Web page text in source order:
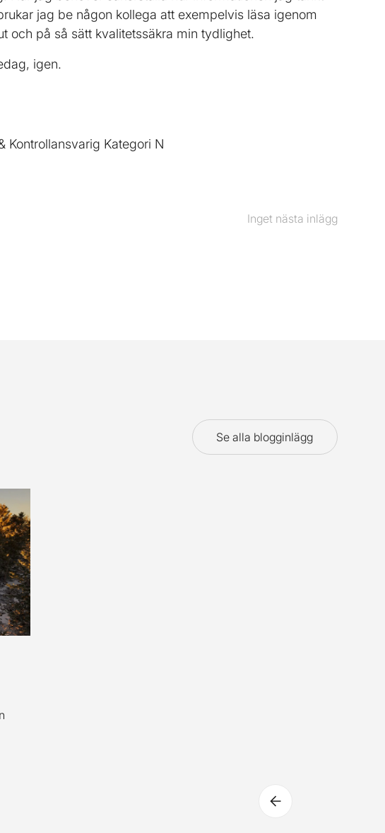
jag be någon kollega att exempelvis läsa igenom
och på så sätt kvalitetssäkra min tydlighet.
igen.
Kontrollansvarig Kategori N
Nästainlägg
Inget nästa inlägg
Se alla blogginlägg